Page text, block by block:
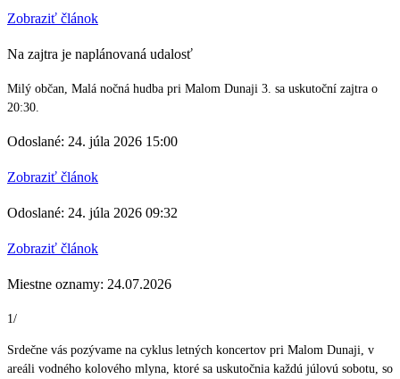
Zobraziť článok
Na zajtra je naplánovaná udalosť
Milý občan, Malá nočná hudba pri Malom Dunaji 3. sa uskutoční zajtra o
20:30.
Odoslané: 24. júla 2026 15:00
Zobraziť článok
Odoslané: 24. júla 2026 09:32
Zobraziť článok
Miestne oznamy: 24.07.2026
1/
Srdečne vás pozývame na cyklus letných koncertov pri Malom Dunaji, v
areáli vodného kolového mlyna, ktoré sa uskutočnia každú júlovú sobotu, so